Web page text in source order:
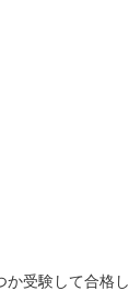
か受験して合格し